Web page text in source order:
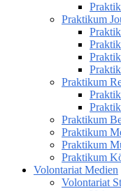
Praktikum
Praktikum
Praktikum
Praktikum
Praktikum
Praktikum
Volontariat Medien
Volontariat